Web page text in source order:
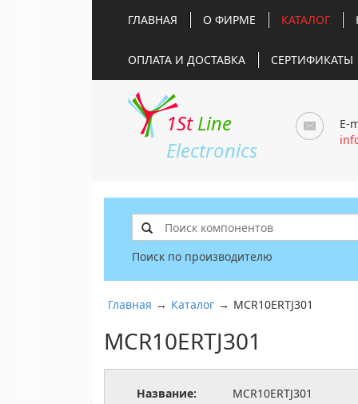
ГЛАВНАЯ О ФИРМЕ КАТАЛОГ
ОПЛАТА И ДОСТАВКА СЕРТИФИКАТЫ
1St Line
Electronics
E-
Поиск по производителю
Главная → Каталог → MCR10ERTJ301
MCR10ERTJ301
Название:
MCR10ERTJ301